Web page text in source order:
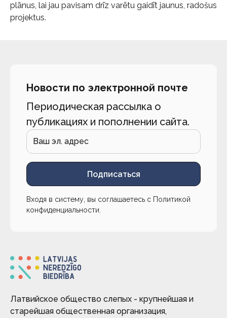
plānus, lai jau pavisam drīz varētu gaidīt jaunus, radošus
projektus.
Новости по электронной почте
Периодическая рассылка о
публикациях и пополнении сайта.
Подписаться
Входя в систему, вы соглашаетесь с Политикой
конфиденциальности
Латвийское общество слепых - крупнейшая и
старейшая общественная организация,